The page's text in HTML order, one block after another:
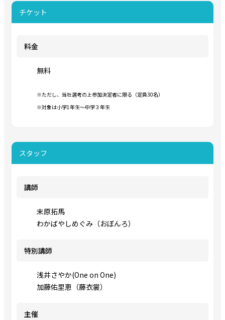
チケット
料金
無料
※ただし、当社選考の上参加決定者に限る（定員30名）
※対象は小学1年生～中学３年生
スタッフ
講師
末原拓馬
わかばやしめぐみ（おぼんろ）
特別講師
浅井さやか(One on One)
加藤佑里恵（藤衣裳）
主催